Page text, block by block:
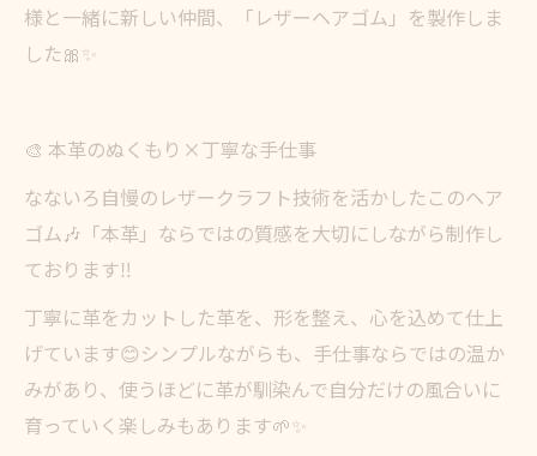
様と一緒に新しい仲間、「レザーヘアゴム」を製作しま
した🎀✨
🎨 本革のぬくもり×丁寧な手仕事
なないろ自慢のレザークラフト技術を活かしたこのヘア
ゴム🎶「本革」ならではの質感を大切にしながら制作し
ております‼️
丁寧に革をカットした革を、形を整え、心を込めて仕上
げています😊シンプルながらも、手仕事ならではの温か
みがあり、使うほどに革が馴染んで自分だけの風合いに
育っていく楽しみもあります🌱✨